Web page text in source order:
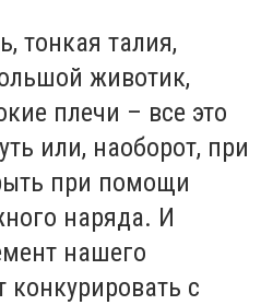
тонкая талия,
животик,
плечи – все это
или, наоборот, при
при помощи
наряда. И
нашего
конкурировать с